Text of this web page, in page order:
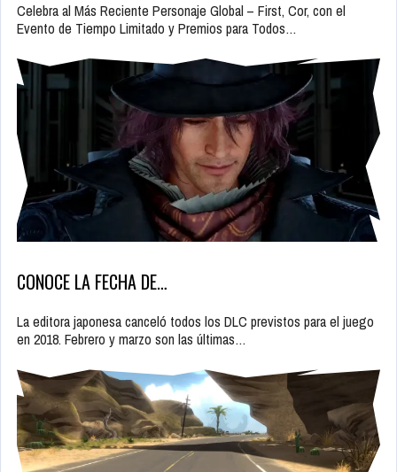
Celebra al Más Reciente Personaje Global – First, Cor, con el
Evento de Tiempo Limitado y Premios para Todos…
CONOCE LA FECHA DE…
La editora japonesa canceló todos los DLC previstos para el juego
en 2018. Febrero y marzo son las últimas…